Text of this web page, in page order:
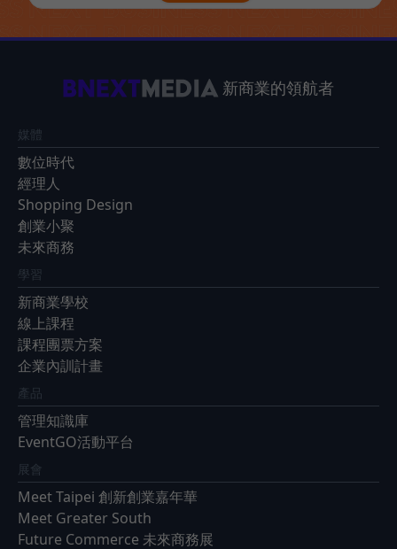
新商業的領航者
媒體
數位時代
經理人
Shopping Design
創業小聚
未來商務
學習
新商業學校
線上課程
課程團票方案
企業內訓計畫
產品
管理知識庫
EventGO活動平台
展會
Meet Taipei 創新創業嘉年華
Meet Greater South
Future Commerce 未來商務展